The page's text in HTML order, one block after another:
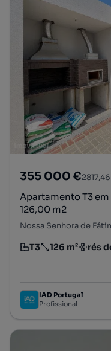
355 000 €
Apartamento T3
126,00 m2
Nossa Senhora de
Tipologia
T3
Preço por metro
126 m²
Andar rés
IAD Portugal
Profissional